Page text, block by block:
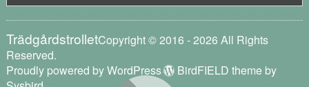
TrädgårdstrolletCopyright © 2016 - 2026 All Rights
Reserved.
Proudly powered by WordPress
BirdFIELD theme by